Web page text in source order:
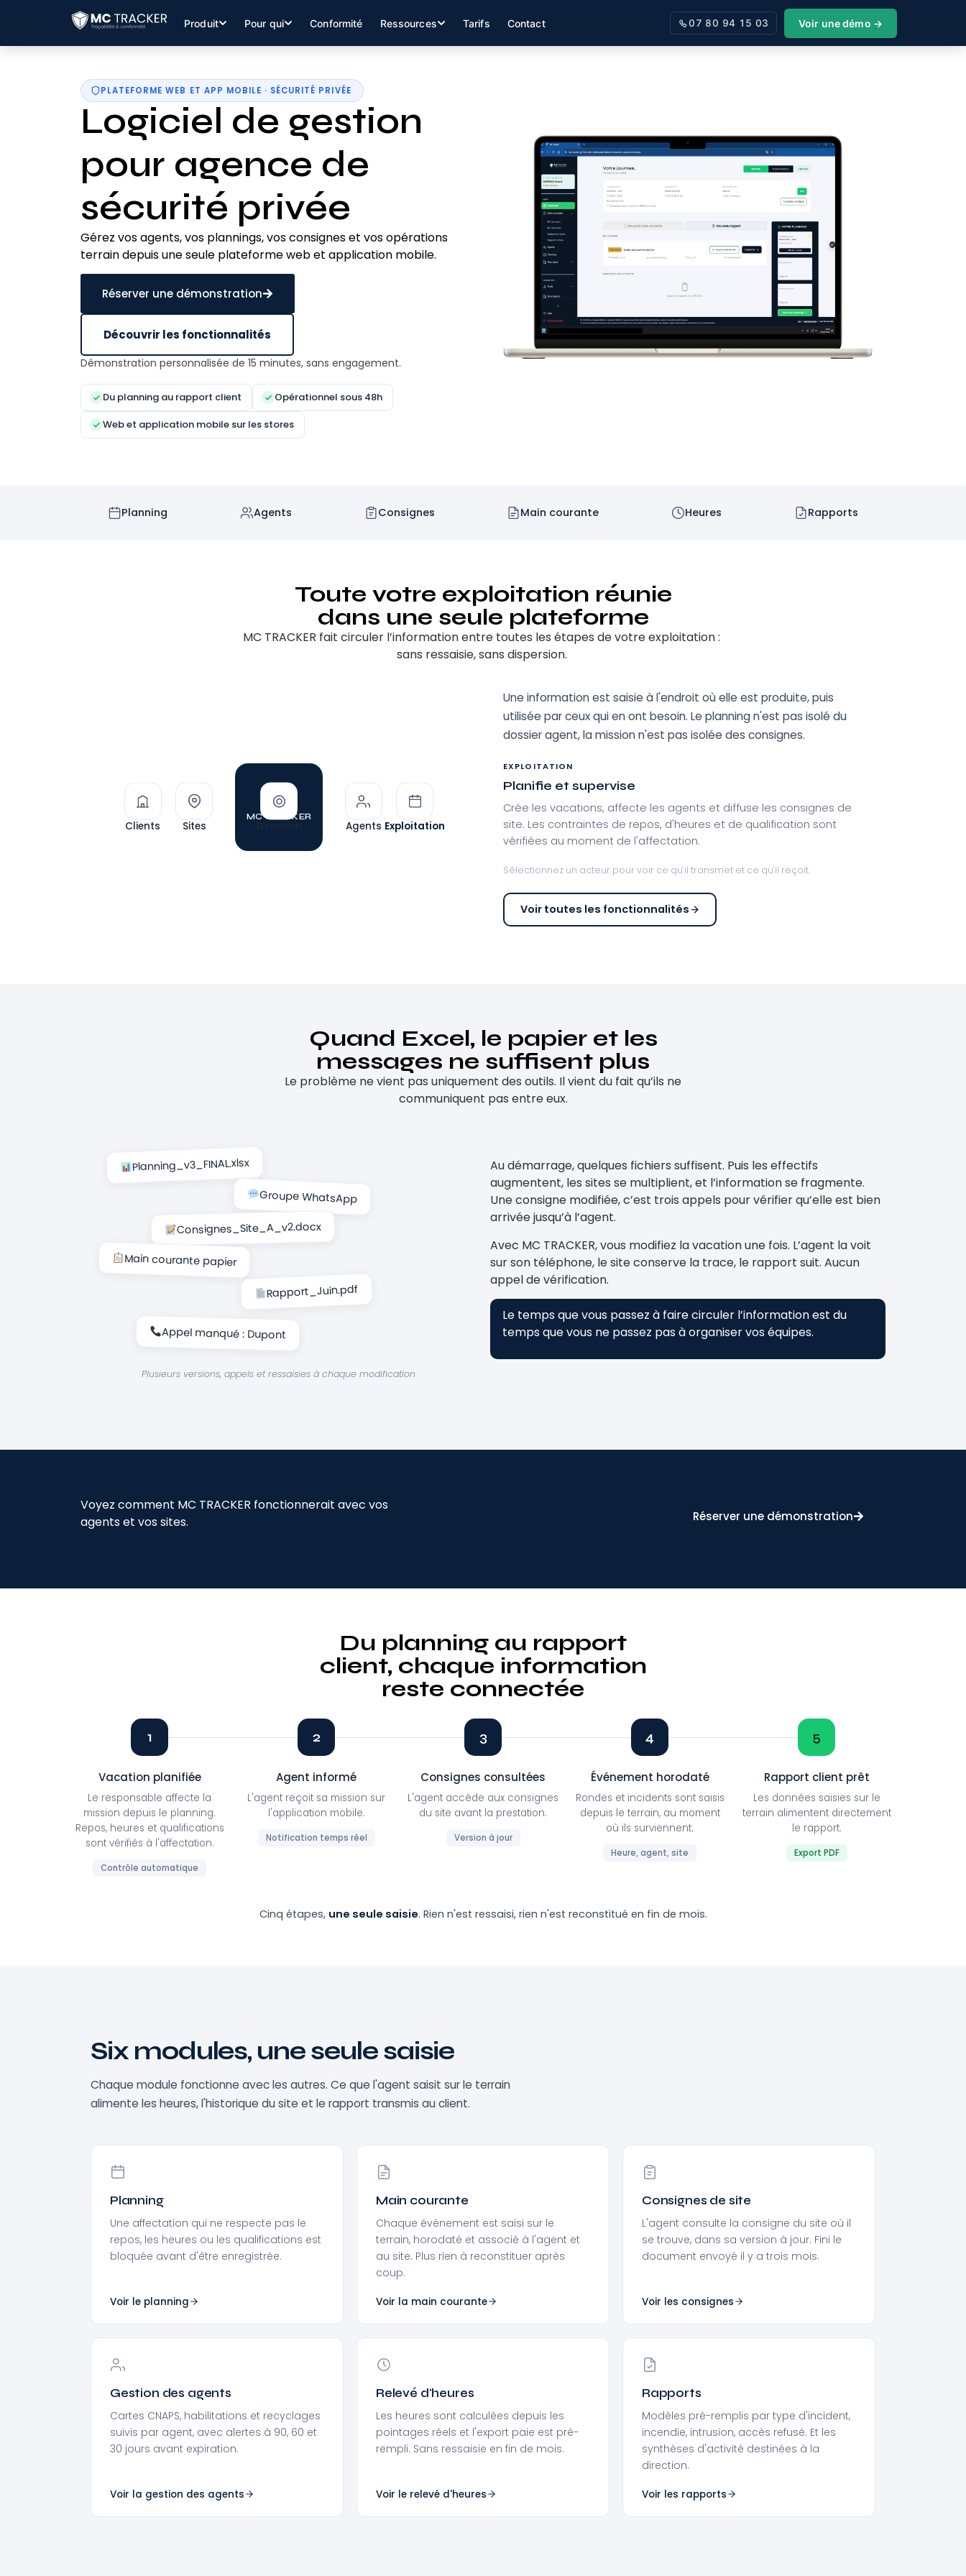
Produit Pour qui Conformité Ressources Tarifs Contact 07 80 94 15 03 Voir une démo →
PLATEFORME WEB ET APP MOBILE · SÉCURITÉ PRIVÉE
Logiciel de gestion
pour agence de
sécurité privée
Gérez vos agents, vos plannings, vos consignes et vos opérations
terrain depuis une seule plateforme web et application mobile.
Réserver une démonstration
Découvrir les fonctionnalités
Démonstration personnalisée de 15 minutes, sans engagement.
Du planning au rapport client
Opérationnel sous 48h
Web et application mobile sur les stores
Planning Agents Consignes Main courante Heures Rapports
Toute votre exploitation réunie
dans une seule plateforme
MC TRACKER fait circuler l’information entre toutes les étapes de votre exploitation :
sans ressaisie, sans dispersion.
MC TRACKER
Exploitation
Agents
Sites
Clients
Une information est saisie à l'endroit où elle est produite, puis
utilisée par ceux qui en ont besoin. Le planning n'est pas isolé du
dossier agent, la mission n'est pas isolée des consignes.
EXPLOITATION
Planifie et supervise
Crée les vacations, affecte les agents et diffuse les consignes de
site. Les contraintes de repos, d'heures et de qualification sont
vérifiées au moment de l'affectation.
Sélectionnez un acteur pour voir ce qu'il transmet et ce qu'il reçoit.
Voir toutes les fonctionnalités
Quand Excel, le papier et les
messages ne suffisent plus
Le problème ne vient pas uniquement des outils. Il vient du fait qu’ils ne
communiquent pas entre eux.
Planning_v3_FINAL.xlsx
Groupe WhatsApp
Consignes_Site_A_v2.docx
Main courante papier
Rapport_Juin.pdf
Appel manqué : Dupont
Plusieurs versions, appels et ressaisies à chaque modification
Au démarrage, quelques fichiers suffisent. Puis les effectifs
augmentent, les sites se multiplient, et l’information se fragmente.
Une consigne modifiée, c’est trois appels pour vérifier qu’elle est bien
arrivée jusqu’à l’agent.
Avec MC TRACKER, vous modifiez la vacation une fois. L’agent la voit
sur son téléphone, le site conserve la trace, le rapport suit. Aucun
appel de vérification.
Le temps que vous passez à faire circuler l’information est du
temps que vous ne passez pas à organiser vos équipes.
Voyez comment MC TRACKER fonctionnerait avec vos
agents et vos sites.
Réserver une démonstration
Du planning au rapport
client, chaque information
reste connectée
1
Vacation planifiée
Le responsable affecte la
mission depuis le planning.
Repos, heures et qualifications
sont vérifiés à l'affectation.
Contrôle automatique
2
Agent informé
L'agent reçoit sa mission sur
l'application mobile.
Notification temps réel
3
Consignes consultées
L'agent accède aux consignes
du site avant la prestation.
Version à jour
4
Événement horodaté
Rondes et incidents sont saisis
depuis le terrain, au moment
où ils surviennent.
Heure, agent, site
5
Rapport client prêt
Les données saisies sur le
terrain alimentent directement
le rapport.
Export PDF
Cinq étapes, une seule saisie. Rien n'est ressaisi, rien n'est reconstitué en fin de mois.
Six modules, une seule saisie
Chaque module fonctionne avec les autres. Ce que l'agent saisit sur le terrain
alimente les heures, l'historique du site et le rapport transmis au client.
Planning
Une affectation qui ne respecte pas le
repos, les heures ou les qualifications est
bloquée avant d'être enregistrée.
Voir le planning
Main courante
Chaque événement est saisi sur le
terrain, horodaté et associé à l'agent et
au site. Plus rien à reconstituer après
coup.
Voir la main courante
Consignes de site
L'agent consulte la consigne du site où il
se trouve, dans sa version à jour. Fini le
document envoyé il y a trois mois.
Voir les consignes
Gestion des agents
Cartes CNAPS, habilitations et recyclages
suivis par agent, avec alertes à 90, 60 et
30 jours avant expiration.
Voir la gestion des agents
Relevé d'heures
Les heures sont calculées depuis les
pointages réels et l'export paie est pré-
rempli. Sans ressaisie en fin de mois.
Voir le relevé d'heures
Rapports
Modèles pré-remplis par type d'incident,
incendie, intrusion, accès refusé. Et les
synthèses d'activité destinées à la
direction.
Voir les rapports